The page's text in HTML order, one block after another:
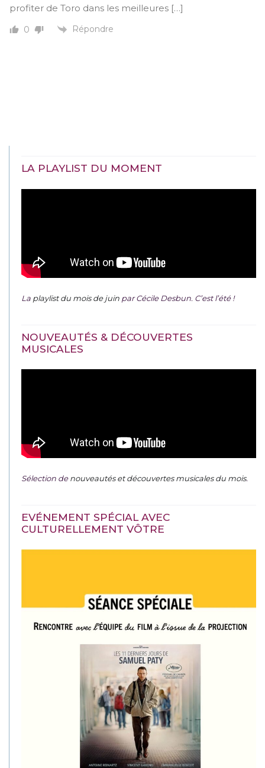
profiter de Toro dans les meilleures […]
0 Répondre
LA PLAYLIST DU MOMENT
La playlist du mois de juin par Cécile Desbun. C’est l’été !
NOUVEAUTÉS & DÉCOUVERTES
MUSICALES
Sélection denouveautés et découvertes musicales du mois.
EVÉNEMENT SPÉCIAL AVEC
CULTURELLEMENT VÔTRE